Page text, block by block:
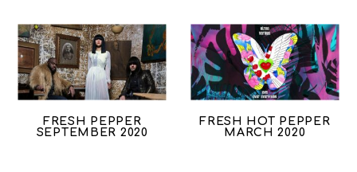
FRESH PEPPER
SEPTEMBER 2020
FRESH HOT PEPPER
MARCH 2020